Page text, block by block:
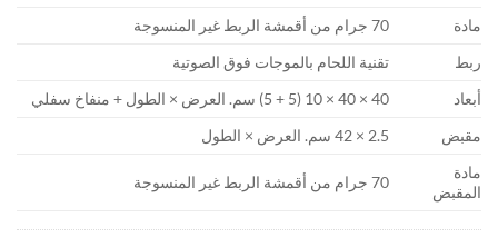
مادة
70 جرام من أقمشة الربط غير المنسوجة
ربط
تقنية اللحام بالموجات فوق الصوتية
أبعاد
40 × 40 × 10 (5 + 5) سم. العرض × الطول + منفاخ سفلي
مقبض
2.5 × 42 سم. العرض × الطول
مادة
المقبض
70 جرام من أقمشة الربط غير المنسوجة